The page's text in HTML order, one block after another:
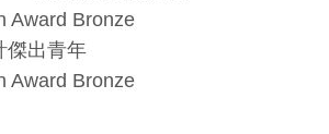
Award Bronze
傑出青年
Award Bronze